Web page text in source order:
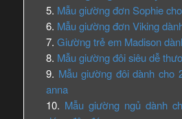
Mẫu giường đơn Sophie
Mẫu giường đơn Viking
Giường trẻ em Madison
Mẫu giường đôi siêu dễ
Mẫu giường đôi dành cho
anna
Mẫu giường ngủ dành